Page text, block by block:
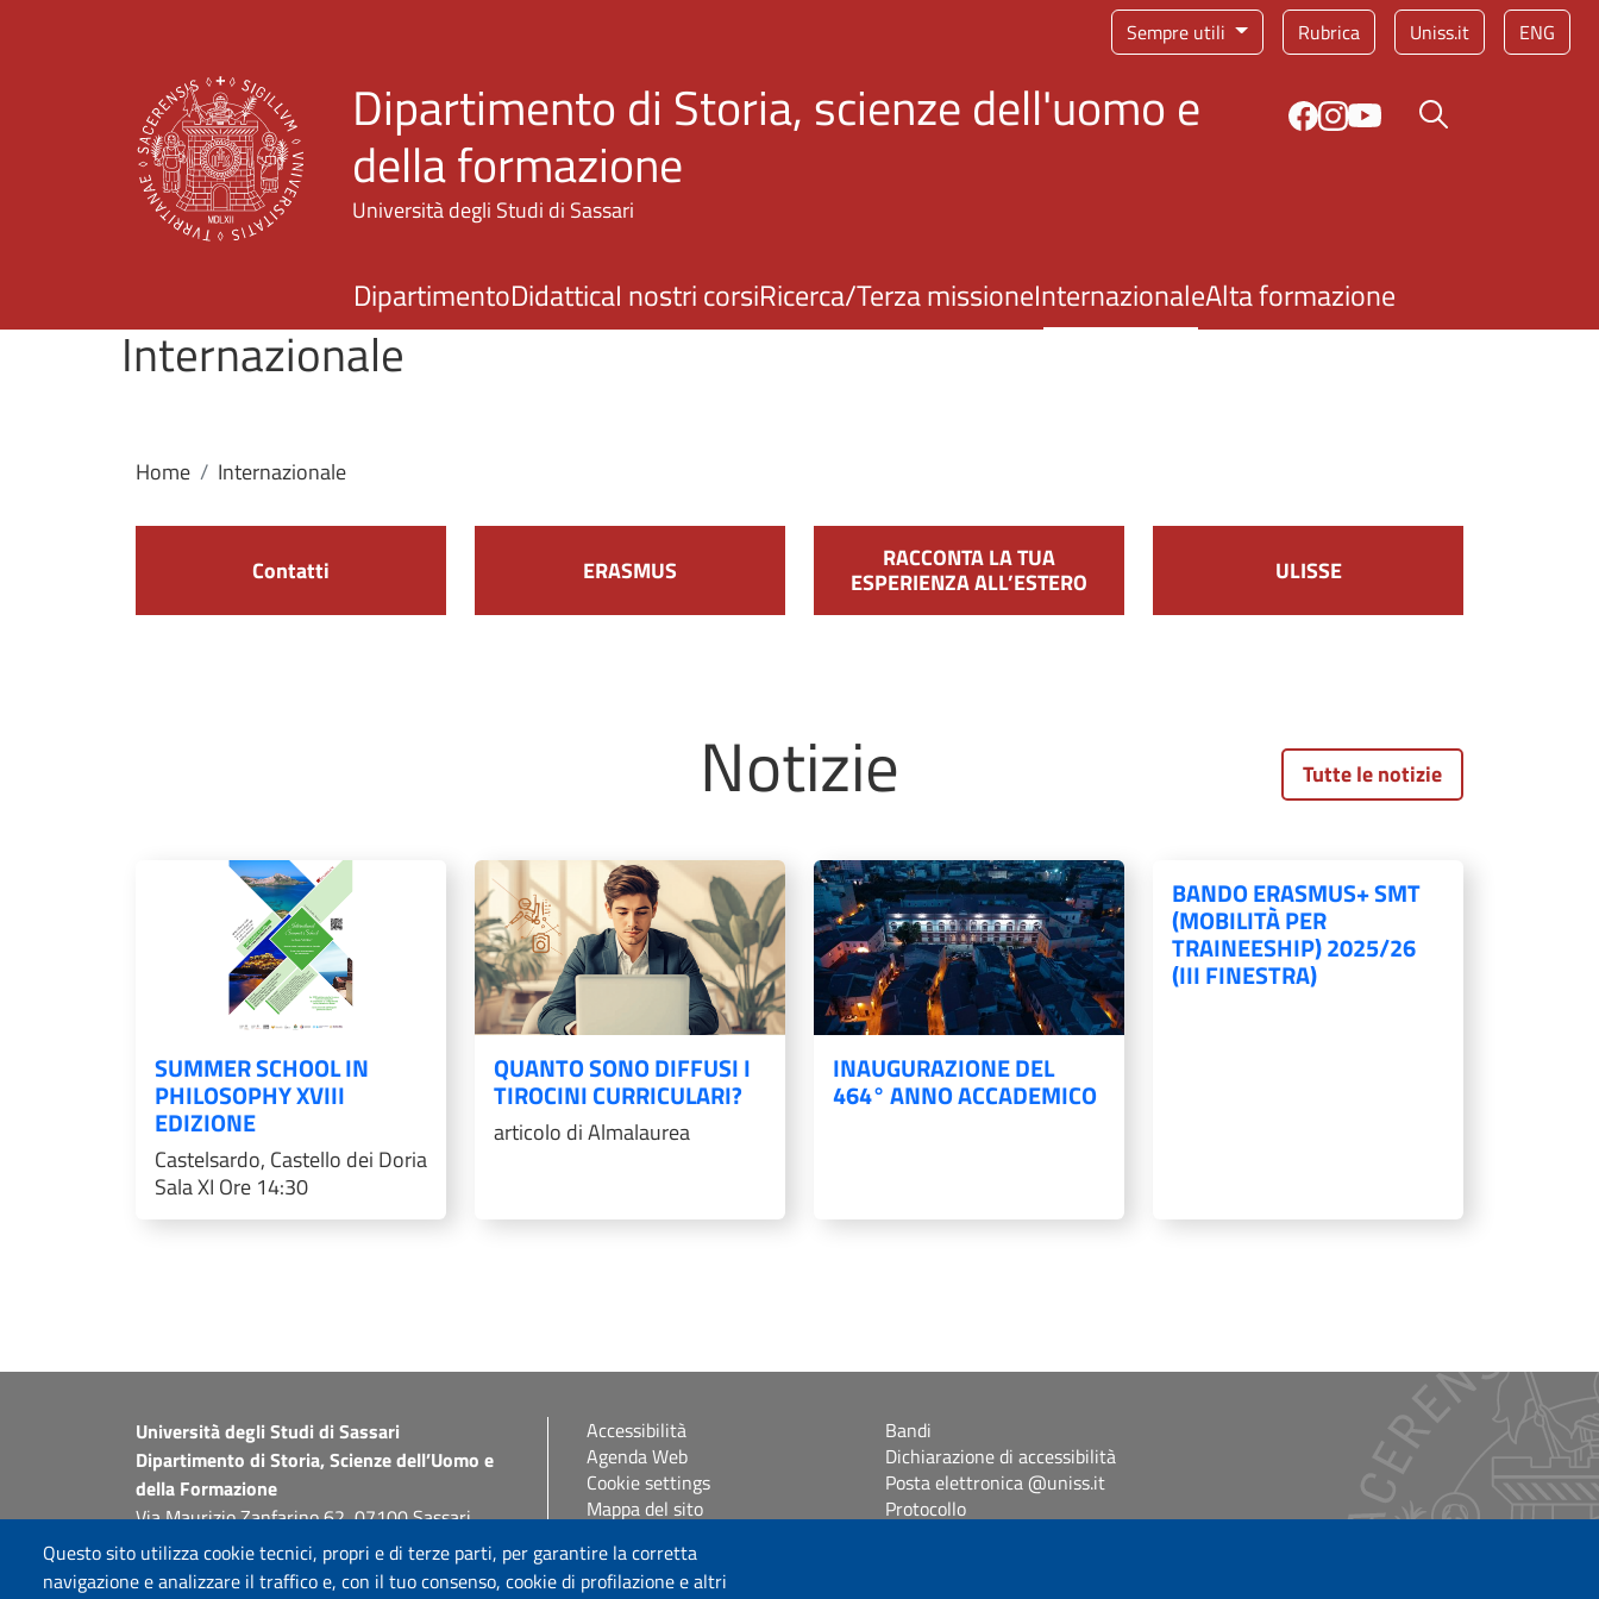
Sempre utili Rubrica Uniss.it ENG
Questo sito utilizza cookie tecnici, propri e di terze parti, per garantire la corretta
navigazione e analizzare il traffico e, con il tuo consenso, cookie di profilazione e altri
Dipartimento di Storia, scienze dell'uomo e
della formazione
Università degli Studi di Sassari
Bottone cerca
DipartimentoDidatticaI nostri corsiRicerca/Terza missioneInternazionaleAlta formazione
Internazionale
Home Internazionale
Contatti ERASMUS RACCONTA LA TUA
ESPERIENZA ALL’ESTERO ULISSE
Notizie
SUMMER SCHOOL IN
PHILOSOPHY XVIII
EDIZIONE
Castelsardo, Castello dei Doria
Sala XI Ore 14:30
QUANTO SONO DIFFUSI I
TIROCINI CURRICULARI?
articolo di Almalaurea
INAUGURAZIONE DEL
464° ANNO ACCADEMICO
BANDO ERASMUS+ SMT
(MOBILITÀ PER
TRAINEESHIP) 2025/26
(III FINESTRA)
Tutte le notizie
Università degli Studi di Sassari
Dipartimento di Storia, Scienze dell’Uomo e
della Formazione
Via Maurizio Zanfarino 62, 07100 Sassari
PEC: dip.storia.scienze.formazione@pec.uniss.it
www.uniss.it
Accessibilità
Agenda Web
Cookie settings
Mappa del sito
eUniss
Bandi
Dichiarazione di accessibilità
Posta elettronica @uniss.it
Protocollo